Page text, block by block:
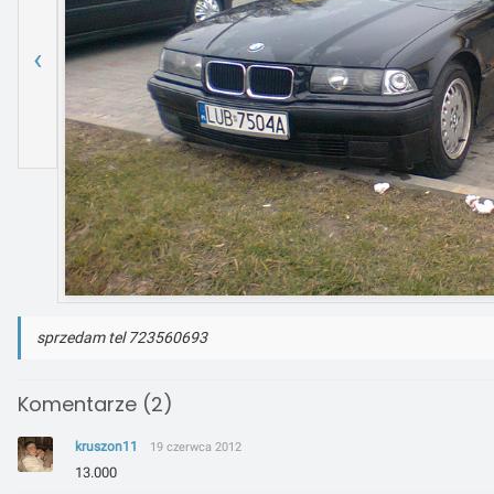
‹
sprzedam tel 723560693
Komentarze (2)
kruszon11 19 czerwca 2012
13.000